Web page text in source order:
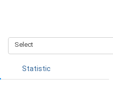
Select
Statistic